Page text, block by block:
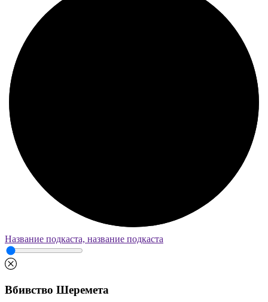
Название подкаста, название подкаста
Вбивство Шеремета